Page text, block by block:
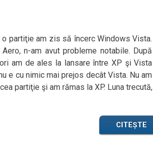
partiţie am zis să încerc Windows Vista.
n-am avut probleme notabile. După
am de ales la lansare între XP şi Vista
e cu nimic mai prejos decât Vista. Nu am
partiţie şi am rămas la XP. Luna trecută,
CITEȘTE